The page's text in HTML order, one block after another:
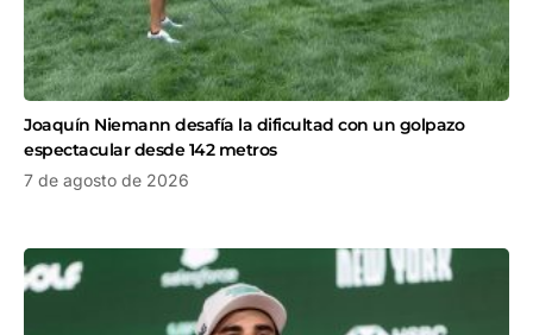
Joaquín Niemann desafía la dificultad con un golpazo
espectacular desde 142 metros
7 de agosto de 2026